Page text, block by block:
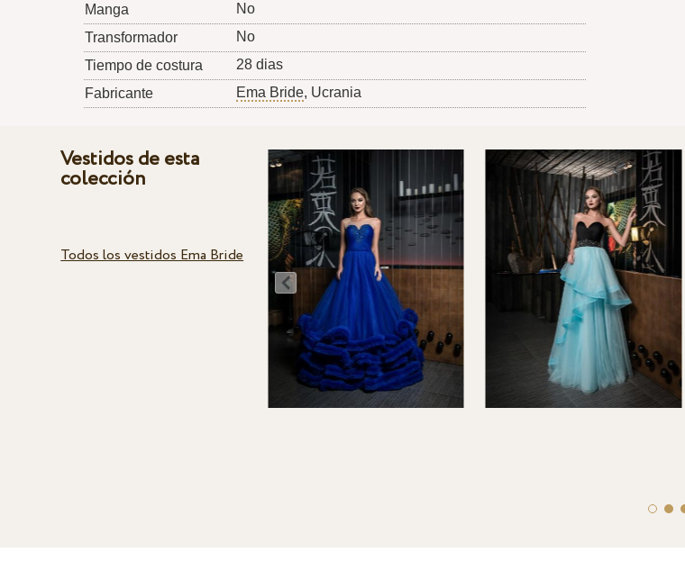
Manga
No
Transformador
No
Tiempo de costura
28 dias
Fabricante
Ema Bride, Ucrania
Vestidos de esta
colección
Todos los vestidos Ema Bride